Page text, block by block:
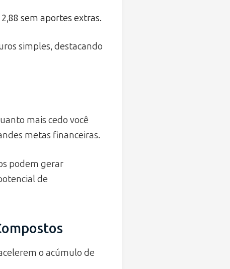
sem aportes extras.
simples, destacando
mais cedo você
metas financeiras.
podem gerar
de
o acúmulo de